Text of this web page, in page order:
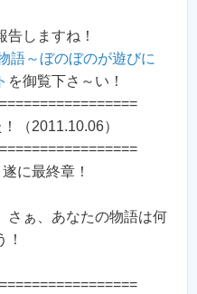
告しますね！
語～ぼのぼのが遊びに
を御覧下さ～い！
（2011.10.06）
に最終章！
さぁ、あなたの物語は何